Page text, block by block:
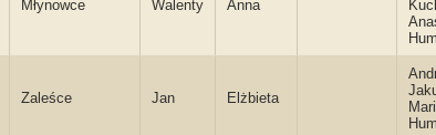
Młynowce Walenty Anna
Zaleśce Jan Elżbieta